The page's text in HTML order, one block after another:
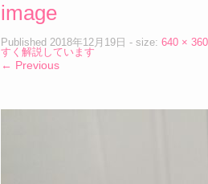
image
Published 2018年12月19日 - size: 640 × 360
すく解説しています
← Previous